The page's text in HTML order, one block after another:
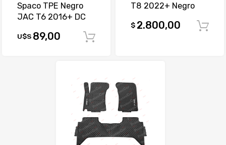
Spaco TPE Negro
JAC T6 2016+ DC
U$S 89,00
T8 2022+ Negro
$ 2.800,00